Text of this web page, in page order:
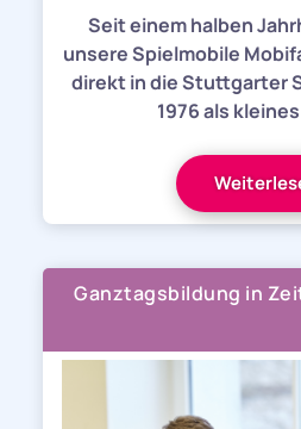
Seit einem halben
unsere Spielmobile
direkt in die Stuttgarter
1976 als
Ganztagsbildung in